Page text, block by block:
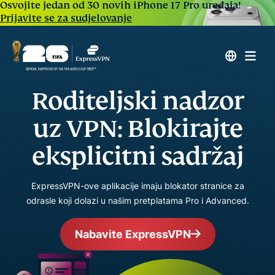
Osvojite jedan od 30 novih iPhone 17 Pro uređaja!
Prijavite se za sudjelovanje
Roditeljski nadzor
uz VPN: Blokirajte
eksplicitni sadržaj
ExpressVPN-ove aplikacije imaju blokator stranice za
odrasle koji dolazi u našim pretplatama Pro i Advanced.
Nabavite ExpressVPN